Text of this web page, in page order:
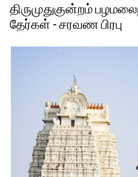
திருமுதுகுன்றம்
தேர்கள் - சரவண பிரபு